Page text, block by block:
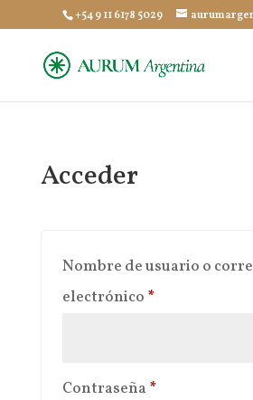
+54 9 11 6178 5029
Acceder
Nombre de usuario o
electrónico *Obligatorio
Contraseña *Obligatorio